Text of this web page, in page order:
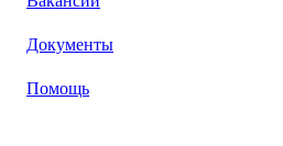
Документы
Помощь